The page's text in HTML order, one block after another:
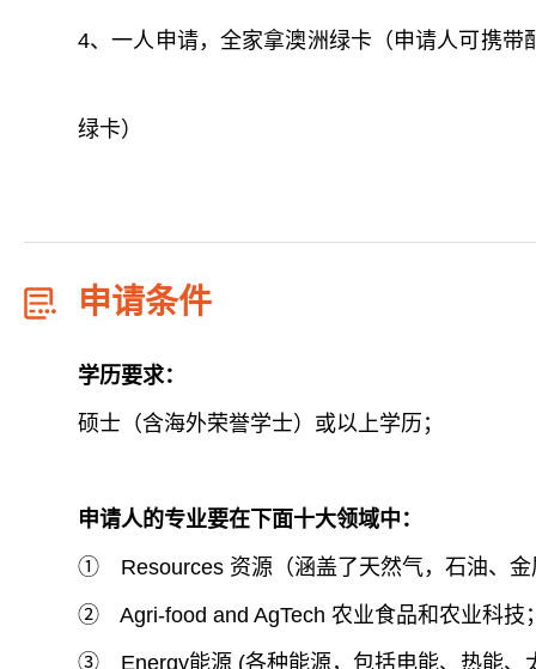
4、一人申请，全家拿澳洲绿卡（申请人可携
绿卡）
申请条件
学历要求：
硕士（含海外荣誉学士）或以上学历；
申请人的专业要在下面十大领域中：
① Resources 资源（涵盖了天然气，石油、金
② Agri-food and AgTech 农业食品和农业科技
③ Energy能源 (各种能源，包括电能、热能、